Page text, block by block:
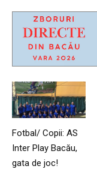
Fotbal/ Copii: AS
Inter Play Bacău,
gata de joc!